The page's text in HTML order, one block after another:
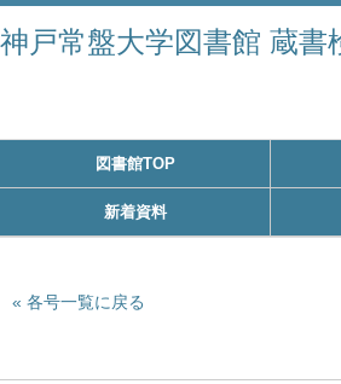
神戸常盤大学図書館 蔵書
図書館TOP
新着資料
各号一覧に戻る